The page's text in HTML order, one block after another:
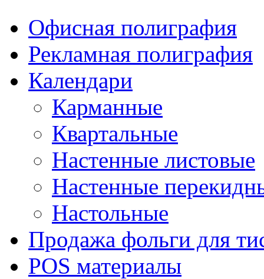
Офисная полиграфия
Рекламная полиграфия
Календари
Карманные
Квартальные
Настенные листовые
Настенные
Настольные
Продажа фольги для
POS материалы